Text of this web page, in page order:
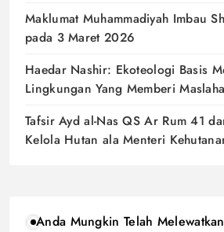
Maklumat Muhammadiyah Imbau
pada 3 Maret 2026
Haedar Nashir: Ekoteologi Basis
Lingkungan Yang Memberi
Tafsir Ayd al-Nas QS Ar Rum 41
Kelola Hutan ala Menteri
Anda Mungkin Telah